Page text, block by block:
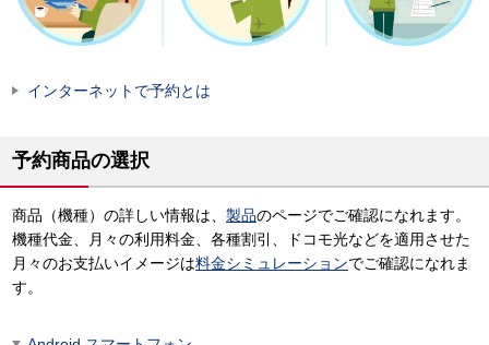
インターネットで予約とは
予約商品の選択
商品（機種）の詳しい情報は、 製品のページでご確認になれます。
機種代金、月々の利用料金、各種割引、ドコモ光などを適用させた
月々のお支払いイメージは料金シミュレーションでご確認になれま
す。